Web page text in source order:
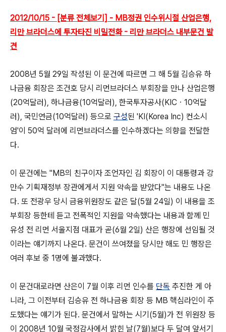
2012/10/15 - [분류 전체보기] - MB정권 인수위시절 산업은행,
리만 브라더스에 투자타진 비밀전화 - 리만 브라더스 내부문건 발
견
2008년 5월 29일 작성된 이 문건에 따르면 그 해 5월 김승유 하
나금융 회장은 조건호 당시 리먼브라더스 부회장을 만나 산업은행
(20억달러), 하나금융(10억달러), 한국투자공사(KICㆍ10억달
러), 국민연금(10억달러) 등으로 구성된 'KI(Korea Inc) 컨소시
엄'이 50억 달러에 리먼브라더스를 인수하겠다는 의향을 전달한
다.
이 문건에는 "MB의 친구이자 조언자인 김 회장이 이 대통령과 강
만수 기획재정부 장관에게서 지원 약속을 받았다"는 내용도 나온
다. 또 전광우 당시 금융위원장도 같은 달(5월 24일) 이 내용을 조
부회장 등한테 듣고 전폭적인 지원을 약속했다는 내용과 함께 민
유성 전 리먼 서울지점 대표가 곧(6월 2일) 산은 행장에 선임될 것
이라는 얘기까지 나온다. 문건이 쓰여졌을 당시만 해도 민 행장은
여러 후보 중 1명에 불과했다.
이 문건대로라면 산은이 7월 이후 리먼 인수를 단독 추진한 게 아
니라, 그 이전부터 김승유 전 하나금융 회장 등 MB 핵심라인이 주
도했다는 얘기가 된다. 문건에서 말하는 시기(5월)가 전 위원장 등
이 2008년 10월 국정감사에서 밝힌 날(7월)보다 두 달여 앞서기